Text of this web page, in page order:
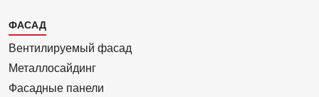
Каталог
2
ФАСАД
Вентилиру­емый фасад
Металло­сайдинг
Фасадные панели